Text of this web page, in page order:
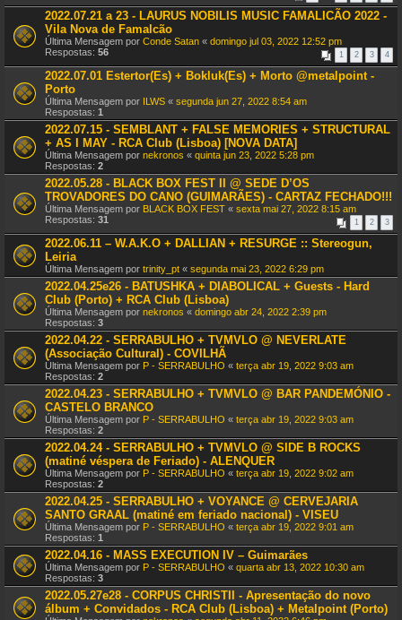
2022.07.21 a 23 - LAURUS NOBILIS MUSIC FAMALICÃO 2022 -
Vila Nova de Famalcão
Última Mensagem por Conde Satan « domingo jul 03, 2022 12:52 pm
Respostas: 56 1 2 3 4
2022.07.01 Estertor(Es) + Bokluk(Es) + Morto @metalpoint -
Porto
Última Mensagem por ILWS « segunda jun 27, 2022 8:54 am
Respostas: 1
2022.07.15 - SEMBLANT + FALSE MEMORIES + STRUCTURAL
+ AS I MAY - RCA Club (Lisboa) [NOVA DATA]
Última Mensagem por nekronos « quinta jun 23, 2022 5:28 pm
Respostas: 2
2022.05.28 - BLACK BOX FEST II @ SEDE D’OS
TROVADORES DO CANO (GUIMARÃES) - CARTAZ FECHADO!!!
Última Mensagem por BLACK BOX FEST « sexta mai 27, 2022 8:15 am
Respostas: 31 1 2 3
2022.06.11 – W.A.K.O + DALLIAN + RESURGE :: Stereogun,
Leiria
Última Mensagem por trinity_pt « segunda mai 23, 2022 6:29 pm
2022.04.25e26 - BATUSHKA + DIABOLICAL + Guests - Hard
Club (Porto) + RCA Club (Lisboa)
Última Mensagem por nekronos « domingo abr 24, 2022 2:39 pm
Respostas: 3
2022.04.22 - SERRABULHO + TVMVLO @ NEVERLATE
(Associação Cultural) - COVILHÃ
Última Mensagem por P - SERRABULHO « terça abr 19, 2022 9:03 am
Respostas: 2
2022.04.23 - SERRABULHO + TVMVLO @ BAR PANDEMÓNIO -
CASTELO BRANCO
Última Mensagem por P - SERRABULHO « terça abr 19, 2022 9:03 am
Respostas: 2
2022.04.24 - SERRABULHO + TVMVLO @ SIDE B ROCKS
(matiné véspera de Feriado) - ALENQUER
Última Mensagem por P - SERRABULHO « terça abr 19, 2022 9:02 am
Respostas: 2
2022.04.25 - SERRABULHO + VOYANCE @ CERVEJARIA
SANTO GRAAL (matiné em feriado nacional) - VISEU
Última Mensagem por P - SERRABULHO « terça abr 19, 2022 9:01 am
Respostas: 1
2022.04.16 - MASS EXECUTION IV – Guimarães
Última Mensagem por P - SERRABULHO « quarta abr 13, 2022 10:30 am
Respostas: 3
2022.05.27e28 - CORPUS CHRISTII - Apresentação do novo
álbum + Convidados - RCA Club (Lisboa) + Metalpoint (Porto)